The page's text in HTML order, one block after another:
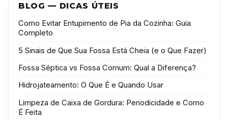
BLOG — DICAS ÚTEIS
Como Evitar Entupimento de Pia da Cozinha: Guia
Completo
5 Sinais de Que Sua Fossa Está Cheia (e o Que Fazer)
Fossa Séptica vs Fossa Comum: Qual a Diferença?
Hidrojateamento: O Que É e Quando Usar
Limpeza de Caixa de Gordura: Periodicidade e Como
É Feita